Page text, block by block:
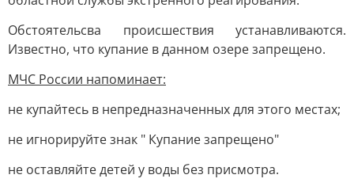
Обстоятельсва происшествия устанавливаются.
Известно, что купание в данном озере запрещено.
МЧС России напоминает:
не купайтесь в непредназначенных для этого местах;
не игнорируйте знак " Купание запрещено"
не оставляйте детей у воды без присмотра.